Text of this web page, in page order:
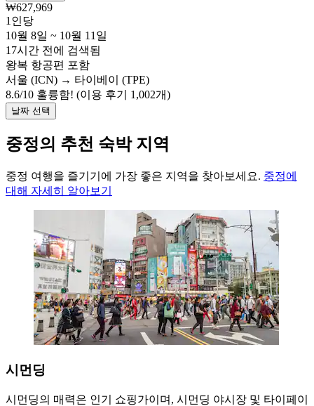
₩627,969
1인당
10월 8일 ~ 10월 11일
17시간 전에 검색됨
왕복 항공편 포함
서울 (ICN) → 타이베이 (TPE)
8.6/10 훌륭함! (이용 후기 1,002개)
날짜 선택
중정의 추천 숙박 지역
중정 여행을 즐기기에 가장 좋은 지역을 찾아보세요. 중정에
대해 자세히 알아보기
시먼딩
시먼딩의 매력은 인기 쇼핑가이며, 시먼딩 야시장 및 타이페이